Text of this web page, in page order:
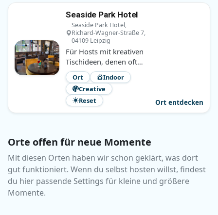
Seaside Park Hotel
Seaside Park Hotel,
Richard-Wagner-Straße 7,
04109 Leipzig
Für Hosts mit kreativen
Tischideen, denen oft
nur der passende Raum
fehlt. Ruhig, zentral und
überraschend
naheliegend.
Ort
Indoor
Creative
Reset
Ort entdecken
Orte offen für neue Momente
Mit diesen Orten haben wir schon geklärt, was dort
gut funktioniert. Wenn du selbst hosten willst, findest
du hier passende Settings für kleine und größere
Momente.